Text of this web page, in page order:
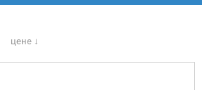
цене ↓